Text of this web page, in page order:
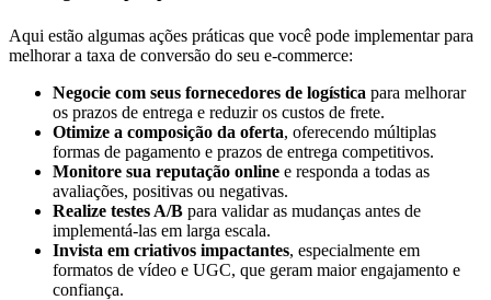
Aqui estão algumas ações práticas que você pode implementar para
melhorar a taxa de conversão do seu e-commerce:
Negocie com seus fornecedores de logística para melhorar
os prazos de entrega e reduzir os custos de frete.
Otimize a composição da oferta, oferecendo múltiplas
formas de pagamento e prazos de entrega competitivos.
Monitore sua reputação online e responda a todas as
avaliações, positivas ou negativas.
Realize testes A/B para validar as mudanças antes de
implementá-las em larga escala.
Invista em criativos impactantes, especialmente em
formatos de vídeo e UGC, que geram maior engajamento e
confiança.